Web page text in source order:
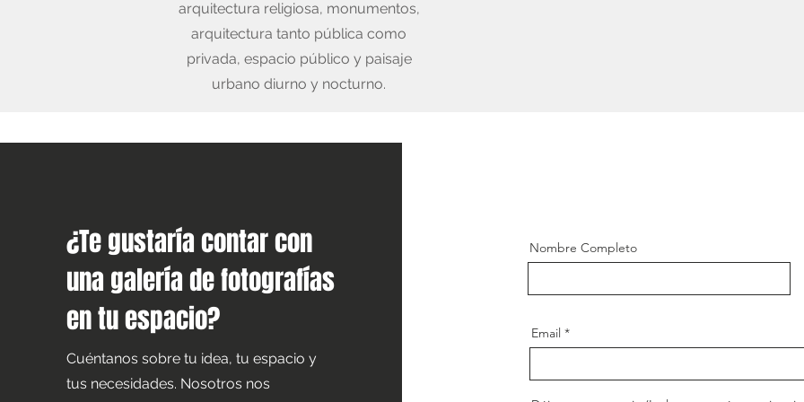
arquitectura religiosa, monumentos,
arquitectura tanto pública como
privada, espacio público y paisaje
urbano diurno y nocturno.
¿Te gustaría contar con
una galería de fotografías
en tu espacio?
Cuéntanos sobre tu idea, tu espacio y
tus necesidades. Nosotros nos
Nombre Completo
Email